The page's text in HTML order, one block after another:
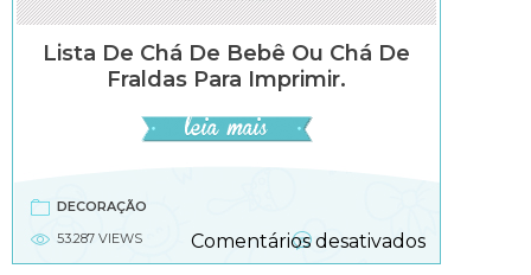
Lista De Chá De Bebê Ou Chá De
Fraldas Para Imprimir.
DECORAÇÃO
53.287 VIEWS
Comentários desativadosem
Lista